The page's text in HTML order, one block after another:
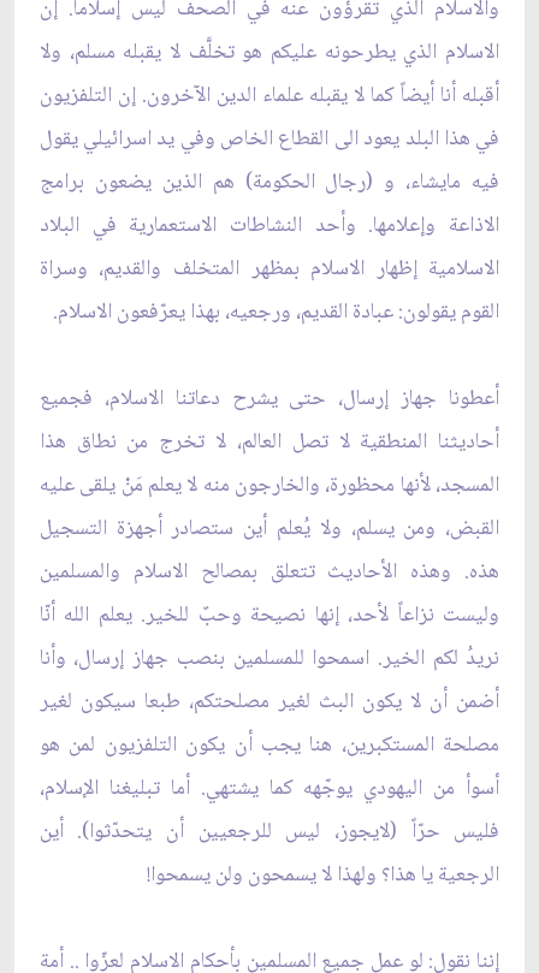
والاسلام الذي تقرؤون عنه في الصحف ليس إسلاماً. إن
الاسلام الذي يطرحونه عليكم هو تخلَّف لا يقبله مسلم، ولا
أقبله أنا أيضاً كما لا يقبله علماء الدين الآخرون. إن التلفزيون
في هذا البلد يعود الى القطاع الخاص وفي يد اسرائيلي يقول
فيه مايشاء، و (رجال الحكومة) هم الذين يضعون برامج
الاذاعة وإعلامها. وأحد النشاطات الاستعمارية في البلاد
الاسلامية إظهار الاسلام بمظهر المتخلف والقديم، وسراة
القوم يقولون: عبادة القديم، ورجعيه، بهذا يعرّفعون الاسلام.
أعطونا جهاز إرسال، حتى يشرح دعاتنا الاسلام، فجميع
أحاديثنا المنطقية لا تصل العالم، لا تخرج من نطاق هذا
المسجد، لأنها محظورة، والخارجون منه لا يعلم مَنْ يلقى عليه
القبض، ومن يسلم، ولا يُعلم أين ستصادر أجهزة التسجيل
هذه. وهذه الأحاديث تتعلق بمصالح الاسلام والمسلمين
وليست نزاعاً لأحد، إنها نصيحة وحبٌ للخير. يعلم الله أنّا
نريدُ لكم الخير. اسمحوا للمسلمين بنصب جهاز إرسال، وأنا
أضمن أن لا يكون البث لغير مصلحتكم، طبعا سيكون لغير
مصلحة المستكبرين، هنا يجب أن يكون التلفزيون لمن هو
أسوأ من اليهودي يوجّهه كما يشتهي. أما تبليغنا الإسلام،
فليس حرّاً (لايجوز، ليس للرجعيين أن يتحدّثوا). أين
الرجعية يا هذا؟ ولهذا لا يسمحون ولن يسمحوا!
إننا نقول: لو عمل جميع المسلمين بأحكام الاسلام لعزّوا .. أمة